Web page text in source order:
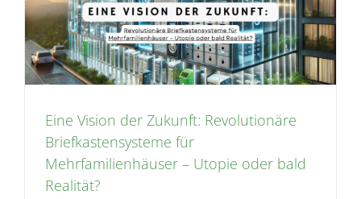
Eine Vision der Zukunft: Revolutionäre
Briefkastensysteme für
Mehrfamilienhäuser – Utopie oder bald
Realität?